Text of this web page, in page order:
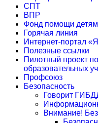
СПТ
ВПР
Фонд помощи детям
Горячая линия
Интернет-портал
Полезные ссылки
Пилотный проект
образовательных
Профсоюз
Безопасность
Говорит
Внимание!